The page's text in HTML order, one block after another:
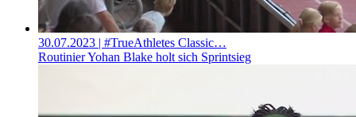
30.07.2023 | #TrueAthletes Classic…
Routinier Yohan Blake holt sich Sprintsieg